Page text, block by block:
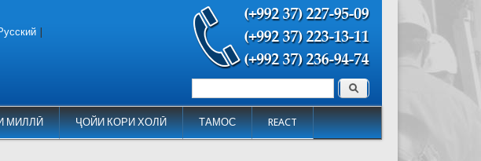
МИЛЛӢ ҶОЙИ КОРИ ХОЛӢ ТАМОС REACT
Форма поиска Поиск